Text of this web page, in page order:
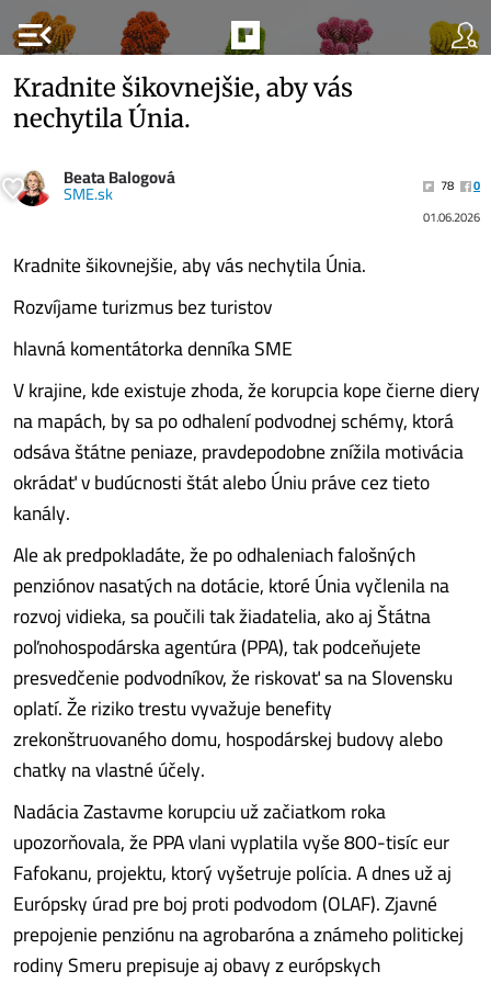
menu_open
Kradnite šikovnejšie, aby vás
nechytila Únia.
Beata Balogová
SME.sk 78
0
01.06.2026
Kradnite šikovnejšie, aby vás nechytila Únia.
Rozvíjame turizmus bez turistov
hlavná komentátorka denníka SME
V krajine, kde existuje zhoda, že korupcia kope čierne diery
na mapách, by sa po odhalení podvodnej schémy, ktorá
odsáva štátne peniaze, pravdepodobne znížila motivácia
okrádať v budúcnosti štát alebo Úniu práve cez tieto
kanály.
Ale ak predpokladáte, že po odhaleniach falošných
penziónov nasatých na dotácie, ktoré Únia vyčlenila na
rozvoj vidieka, sa poučili tak žiadatelia, ako aj Štátna
poľnohospodárska agentúra (PPA), tak podceňujete
presvedčenie podvodníkov, že riskovať sa na Slovensku
oplatí. Že riziko trestu vyvažuje benefity
zrekonštruovaného domu, hospodárskej budovy alebo
chatky na vlastné účely.
Nadácia Zastavme korupciu už začiatkom roka
upozorňovala, že PPA vlani vyplatila vyše 800-tisíc eur
Fafokanu, projektu, ktorý vyšetruje polícia. A dnes už aj
Európsky úrad pre boj proti podvodom (OLAF). Zjavné
prepojenie penziónu na agrobaróna a známeho politickej
rodiny Smeru prepisuje aj obavy z európskych